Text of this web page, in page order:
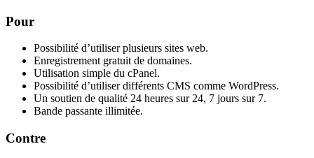
Pour
Possibilité d’utiliser plusieurs sites web.
Enregistrement gratuit de domaines.
Utilisation simple du cPanel.
Possibilité d’utiliser différents CMS comme WordPress.
Un soutien de qualité 24 heures sur 24, 7 jours sur 7.
Bande passante illimitée.
Contre